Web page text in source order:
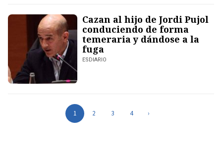
Cazan al hijo de Jordi Pujol
conduciendo de forma
temeraria y dándose a la
fuga
ESDIARIO
1 2 3 4 ›